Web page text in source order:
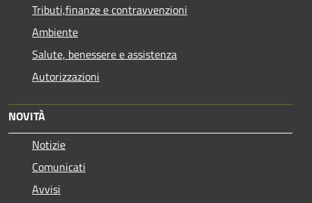
Tributi,finanze e contravvenzioni
Ambiente
Salute, benessere e assistenza
Autorizzazioni
NOVITÀ
Notizie
Comunicati
Avvisi